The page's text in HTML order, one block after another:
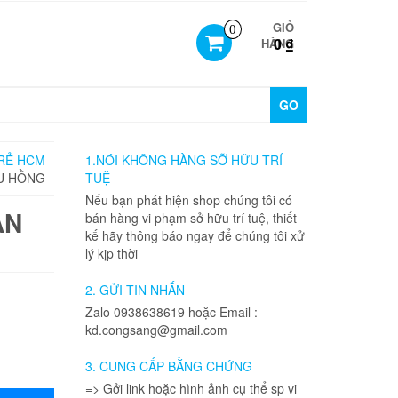
0
GIỎ
HÀNG
0 ₫
GO
HCM
HỒNG
1.NÓI KHÔNG HÀNG SỠ HỮU TRÍ
TUỆ
Nếu bạn phát hiện shop chúng tôi có
bán hàng vi phạm sở hữu trí tuệ, thiết
kế hãy thông báo ngay để chúng tôi xử
lý kịp thời
2. GỬI TIN NHẮN
Zalo 0938638619 hoặc Email :
kd.congsang@gmail.com
3. CUNG CẤP BẰNG CHỨNG
=> Gởi link hoặc hình ảnh cụ thể sp vi